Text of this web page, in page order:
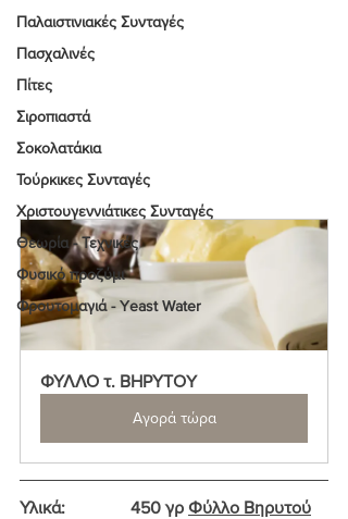
Παλαιστινιακές Συνταγές
Πασχαλινές
Πίτες
Σιροπιαστά
Σοκολατάκια
Τούρκικες Συνταγές
Χριστουγεννιάτικες Συνταγές
Θεωρία - Τεχνικές
Φυσικό προζύμι
Φρουτομαγιά - Yeast Water
ΦΥΛΛΟ τ. ΒΗΡΥΤΟY
Αγορά τώρα
Υλικά:               450 γρ Φύλλο Βηρυτού